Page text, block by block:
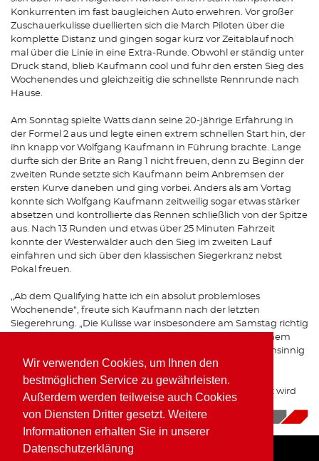
Wir verwenden Cookies, um Ihnen den
bestmöglichen Service zu gewährleisten.
Außerdem werden teilweise auch Cookies
von Diensten Dritter gesetzt. Weitere
Informationen erhalten Sie in unserer
Datenschutzerklärung
Konkurrenten im fast baugleichen Auto erwehren. Vor großer
Zuschauerkulisse duellierten sich die March Piloten über die
komplette Distanz und gingen sogar kurz vor Zeitablauf noch
mal über die Linie in eine Extra-Runde. Obwohl er ständig unter
Druck stand, blieb Kaufmann cool und fuhr den ersten Sieg des
Wochenendes und gleichzeitig die schnellste Rennrunde nach
Hause.
Am Sonntag spielte Watts dann seine 20-jährige Erfahrung in
der Formel 2 aus und legte einen extrem schnellen Start hin, der
ihn knapp vor Wolfgang Kaufmann in Führung brachte. Lange
durfte sich der Brite an Rang 1 nicht freuen, denn zu Beginn der
zweiten Runde setzte sich Kaufmann beim Anbremsen der
ersten Kurve daneben und ging vorbei. Anders als am Vortag
konnte sich Wolfgang Kaufmann zeitweilig sogar etwas stärker
absetzen und kontrollierte das Rennen schließlich von der Spitze
aus. Nach 13 Runden und etwas über 25 Minuten Fahrzeit
konnte der Westerwälder auch den Sieg im zweiten Lauf
einfahren und sich über den klassischen Siegerkranz nebst
Pokal freuen.
„Ab dem Qualifying hatte ich ein absolut problemloses
Wochenende“, freute sich Kaufmann nach der letzten
Siegerehrung. „Die Kulisse war insbesondere am Samstag richtig
schön mit den vielen Zuschauern und die Kämpfe mit einem
sehr schnellen, absolut fairen Matthew Watts haben wahnsinnig
Spaß gemacht.“
Letzte Station der FIA Historischen Formel 2 Meisterschaft wird
15.08.2023